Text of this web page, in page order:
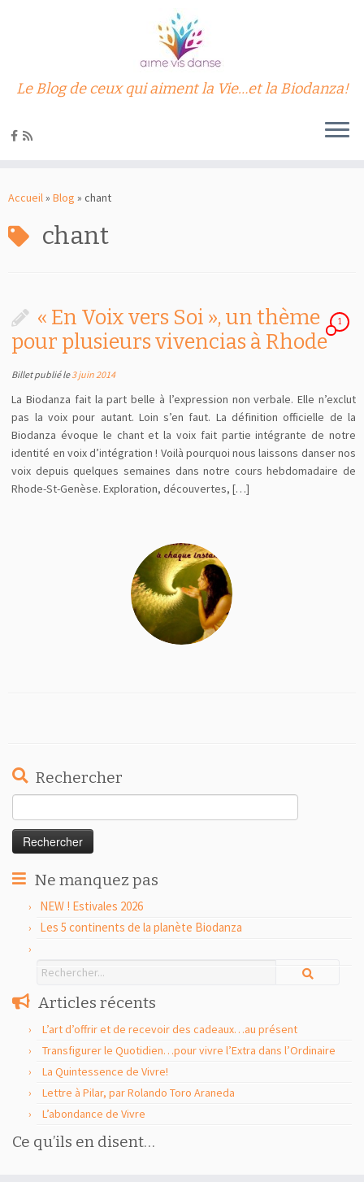
au
Le Blog de ceux qui aiment la Vie…et la Biodanza!
Accueil» Blog » chant
chant
« En Voix vers Soi », un thème
pour plusieurs vivencias à Rhode
1
Billet publié le3 juin 2014
La Biodanza fait la part belle à l’expression non verbale. Elle n’exclut
pas la voix pour autant. Loin s’en faut. La définition officielle de la
Biodanza évoque le chant et la voix fait partie intégrante de notre
identité en voix d’intégration ! Voilà pourquoi nous laissons danser nos
voix depuis quelques semaines dans notre cours hebdomadaire de
Rhode-St-Genèse. Exploration, découvertes, […]
Rechercher
Ne manquez pas
NEW ! Estivales 2026
Les 5 continents de la planète Biodanza
Articles récents
L’art d’offrir et de recevoir des cadeaux…au présent
Transfigurer le Quotidien…pour vivre l’Extra dans l’Ordinaire
La Quintessence de Vivre!
Lettre à Pilar, par Rolando Toro Araneda
L’abondance de Vivre
Ce qu’ils en disent…